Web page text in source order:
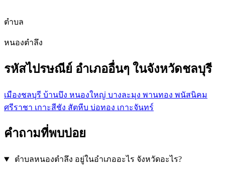
ตำบล
หนองตำลึง
รหัสไปรษณีย์ อำเภออื่นๆ ในจังหวัดชลบุรี
เมืองชลบุรี บ้านบึง หนองใหญ่ บางละมุง พานทอง พนัสนิคม
ศรีราชา เกาะสีชัง สัตหีบ บ่อทอง เกาะจันทร์
คำถามที่พบบ่อย
ตำบลหนองตำลึง อยู่ในอำเภออะไร จังหวัดอะไร?